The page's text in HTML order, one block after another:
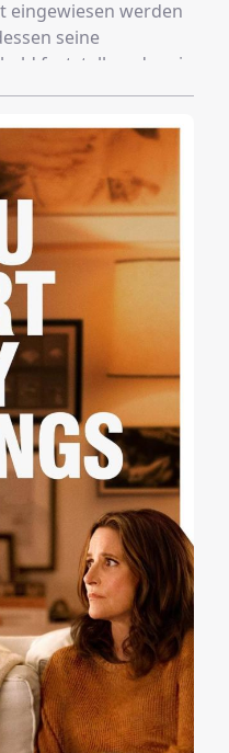
eingewiesen werden
seine
feststellen, dass in
Berufe nicht für
Kreise ab.
er einen
Haft. Er lernt den
Little ab
auf freiem Fuß
voran.